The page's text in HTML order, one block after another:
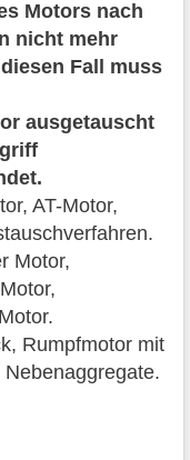
Motors nach
nicht mehr
Fall muss
ausgetauscht
AT-Motor,
Motor,
Rumpfmotor mit